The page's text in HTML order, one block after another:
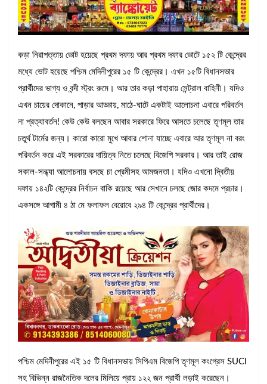
কড়া নিরাপত্তায় ভোট হয়েছে প্রথম দফায় আর প্রথম দফার ভোটে ১৫২ টি কেন্দ্রের
মধ্যে ভোট হয়েছে পশ্চিম মেদিনীপুরের ১৫ টি কেন্দ্রের। এখন ১৫টি বিধানসভার
প্রার্থীদের ভাগ্য ও বন্দী স্ট্রং রুমে। আর তার কড়া পাহারায় সেন্ট্রাল বাহিনী। যদিও
এখন চায়ের দোকানে, পাড়ার আড্ডায়, মাঠে-ঘাটে একটাই আলোচনা এবারে পরিবর্তন
না প্রত্যাবর্তন! কেউ কেউ বলছেন আবার সরকারে ফিরে আসতে চলেছে তৃণমূল তার
চতুর্থ টার্মের জন্য। কারো কারো মুখে আবার শোনা যাচ্ছে এবারে আর তৃণমূল না বরং
পরিবর্তন করে এই সরকারের দায়িত্ব নিতে চলেছে বিজেপি সরকার। আর তাই রোজ
সকাল-সন্ধ্যা আলোচনায় বসছে চা প্রেমীসহ আমজনতা। যদিও এখনো দ্বিতীয়
দফায় ১৪২টি কেন্দ্রের নির্বাচন বাকি রয়েছে আর সেখানে চলছে জোর কদমে প্রচার।
একসঙ্গে আগামী ৪ ঠা মে ফলাফল বেরোবে ২৯৪ টি কেন্দ্রের প্রার্থীদের।
পশ্চিম মেদিনীপুরের এই ১৫ টি বিধানসভায় সিপিএম বিজেপি তৃণমূল কংগ্রেস SUCI
সহ বিভিন্ন রাজনৈতিক দলের মিলিয়ে প্রায় ১২২ জন প্রার্থী লড়াই করেছেন।